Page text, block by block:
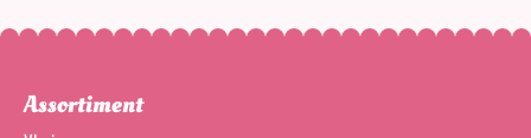
Assortiment